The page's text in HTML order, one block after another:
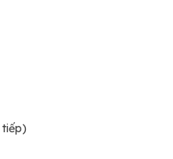
tiếp)